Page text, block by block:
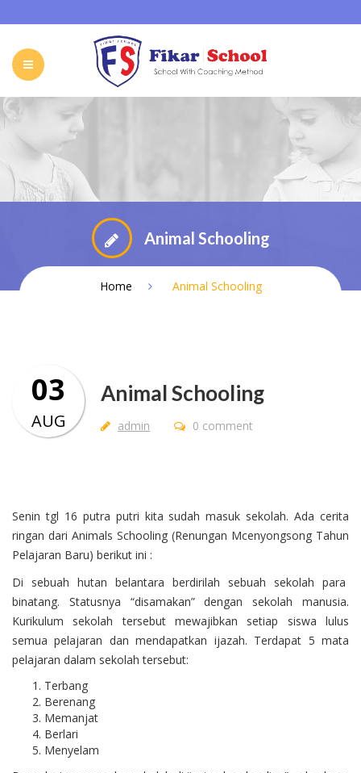
ABOUT FIKAR SCHOOL CAREER
FIKAR SCHOOL ONLINE CONTACT INDONESIA
Animal Schooling
Home Animal Schooling
Animal Schooling
admin
03
AUG 0 comment
Senin tgl 16 putra putri kita sudah masuk sekolah. Ada cerita
ringan dari Animals Schooling (Renungan Mcenyongsong Tahun
Pelajaran Baru) berikut ini :
Di sebuah hutan belantara berdirilah sebuah sekolah para
binatang. Statusnya “disamakan” dengan sekolah manusia.
Kurikulum sekolah tersebut mewajibkan setiap siswa lulus
semua pelajaran dan mendapatkan ijazah. Terdapat 5 mata
pelajaran dalam sekolah tersebut:
Terbang
Berenang
Memanjat
Berlari
Menyelam